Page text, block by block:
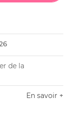
de la
En savoir +